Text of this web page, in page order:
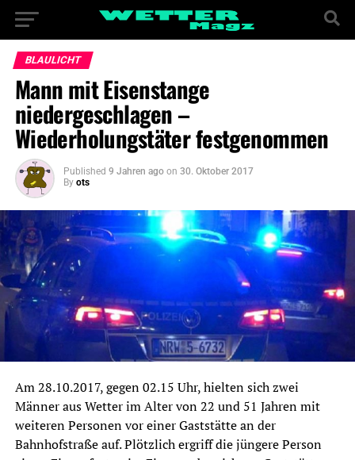
BLAULICHT
Mann mit Eisenstange
niedergeschlagen –
Wiederholungstäter festgenommen
Published 9 Jahren ago on 30. Oktober 2017
By ots
Am 28.10.2017, gegen 02.15 Uhr, hielten sich zwei
Männer aus Wetter im Alter von 22 und 51 Jahren mit
weiteren Personen vor einer Gaststätte an der
Bahnhofstraße auf. Plötzlich ergriff die jüngere Person